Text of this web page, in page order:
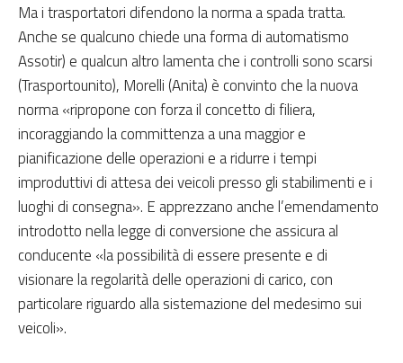
Ma i trasportatori difendono la norma a spada tratta.
Anche se qualcuno chiede una forma di automatismo
Assotir) e qualcun altro lamenta che i controlli sono scarsi
(Trasportounito), Morelli (Anita) è convinto che la nuova
norma «ripropone con forza il concetto di filiera,
incoraggiando la committenza a una maggior e
pianificazione delle operazioni e a ridurre i tempi
improduttivi di attesa dei veicoli presso gli stabilimenti e i
luoghi di consegna». E apprezzano anche l’emendamento
introdotto nella legge di conversione che assicura al
conducente «la possibilità di essere presente e di
visionare la regolarità delle operazioni di carico, con
particolare riguardo alla sistemazione del medesimo sui
veicoli».